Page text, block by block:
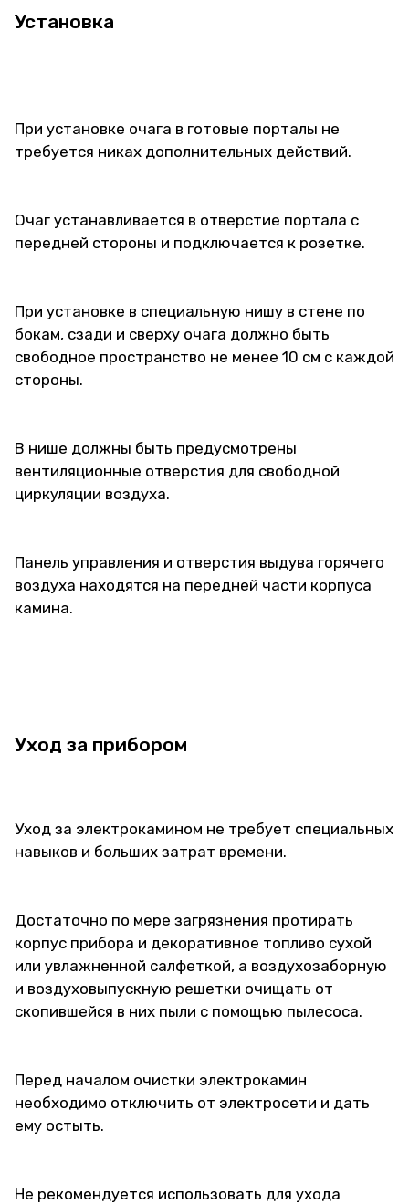
Установка
При установке очага в готовые порталы не
требуется никах дополнительных действий.
Очаг устанавливается в отверстие портала с
передней стороны и подключается к розетке.
При установке в специальную нишу в стене по
бокам, сзади и сверху очага должно быть
свободное пространство не менее 10 см с каждой
стороны.
В нише должны быть предусмотрены
вентиляционные отверстия для свободной
циркуляции воздуха.
Панель управления и отверстия выдува горячего
воздуха находятся на передней части корпуса
камина.
Уход за прибором
Уход за электрокамином не требует специальных
навыков и больших затрат времени.
Достаточно по мере загрязнения протирать
корпус прибора и декоративное топливо сухой
или увлажненной салфеткой, а воздухозаборную
и воздуховыпускную решетки очищать от
скопившейся в них пыли с помощью пылесоса.
Перед началом очистки электрокамин
необходимо отключить от электросети и дать
ему остыть.
Не рекомендуется использовать для ухода